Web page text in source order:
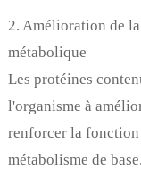
2. Amélioration de
métabolique
Les protéines
l'organisme à
renforcer la
métabolisme de base.